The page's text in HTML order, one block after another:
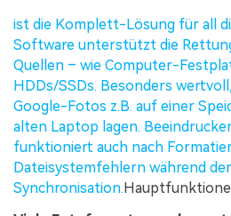
ist die Komplett-Lösung für all
Software unterstützt die
Quellen – wie Computer-
HDDs/SSDs. Besonders
Google-Fotos z.B. auf einer
alten Laptop lagen.
funktioniert auch nach
Dateisystemfehlern während der
Synchronisation.